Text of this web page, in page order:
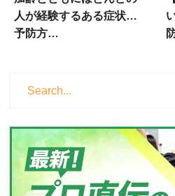
人が経験するある症状…
予防方…